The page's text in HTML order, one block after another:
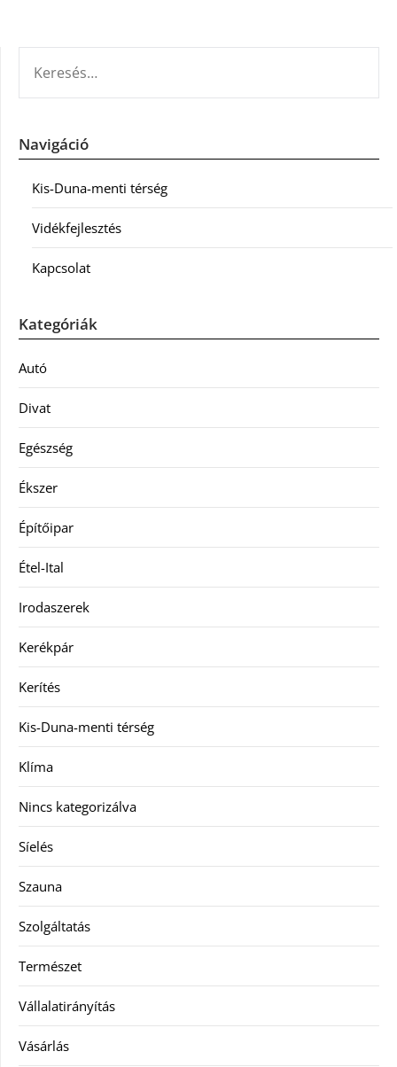
Navigáció
Kis-Duna-menti térség
Vidékfejlesztés
Kapcsolat
Kategóriák
Autó
Divat
Egészség
Ékszer
Építőipar
Étel-Ital
Irodaszerek
Kerékpár
Kerítés
Kis-Duna-menti térség
Klíma
Nincs kategorizálva
Síelés
Szauna
Szolgáltatás
Természet
Vállalatirányítás
Vásárlás